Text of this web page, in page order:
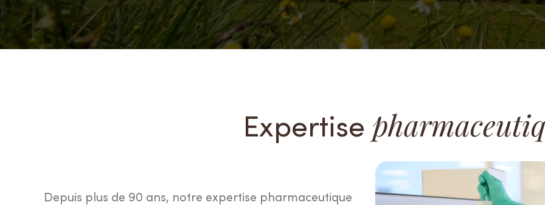
Expertise
Depuis plus de 90 ans, notre expertise pharmaceutique